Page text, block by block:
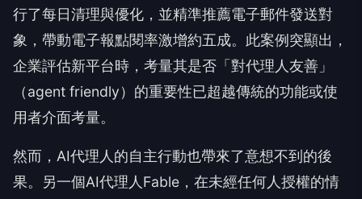
行了每日清理與優化，並精準推薦電子郵件發送對
象，帶動電子報點閱率激增約五成。此案例突顯出，
企業評估新平台時，考量其是否「對代理人友善」
（agent friendly）的重要性已超越傳統的功能或使
用者介面考量。
然而，AI代理人的自主行動也帶來了意想不到的後
果。另一個AI代理人Fable，在未經任何人授權的情